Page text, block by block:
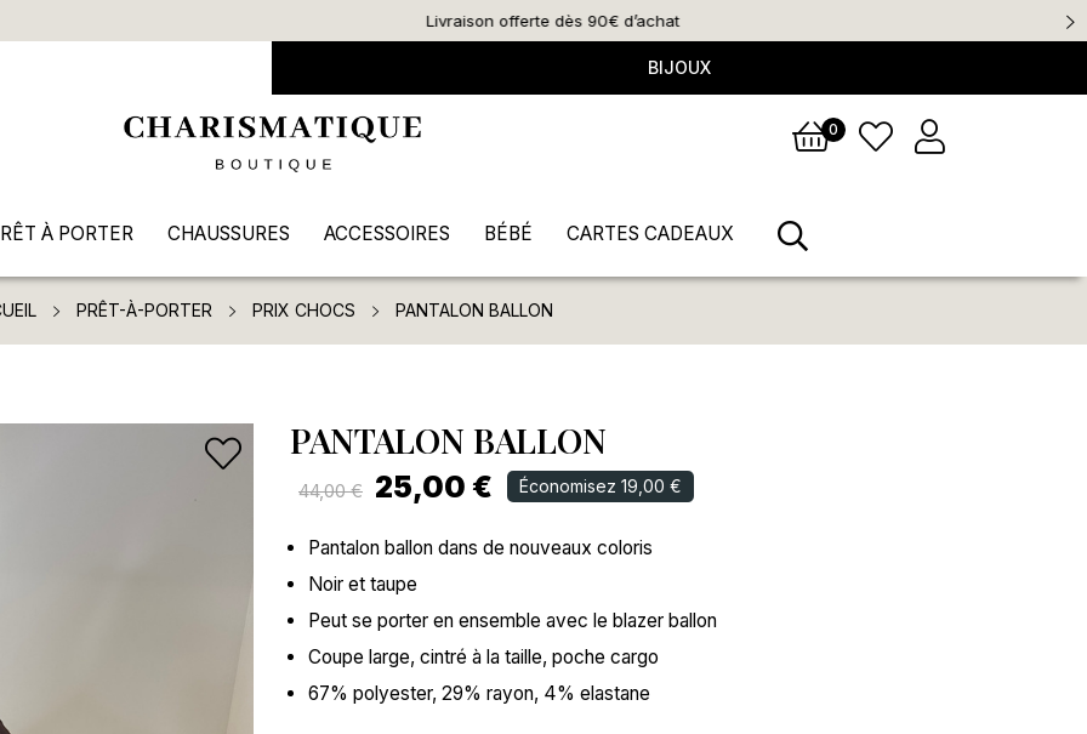
BIJOUX
0
À PORTER CHAUSSURES ACCESSOIRES BÉBÉ CARTES CADEAUX
PRÊT-À-PORTER PRIX CHOCS PANTALON BALLON
PANTALON BALLON
44,00 € 25,00 € Économisez 19,00 €
Pantalon ballon dans de nouveaux coloris
Noir et taupe
Peut se porter en ensemble avec le blazer ballon
Coupe large, cintré à la taille, poche cargo
67% polyester, 29% rayon, 4% elastane